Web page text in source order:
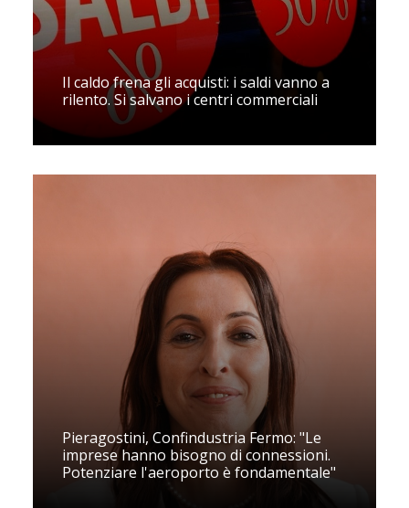
Il caldo frena gli acquisti: i saldi vanno a
rilento. Si salvano i centri commerciali
Pieragostini, Confindustria Fermo: "Le
imprese hanno bisogno di connessioni.
Potenziare l'aeroporto è fondamentale"